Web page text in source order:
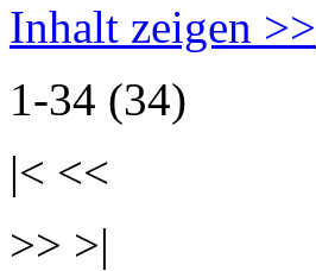
Inhalt zeigen >>
1-34 (34)
|< <<
>> >|